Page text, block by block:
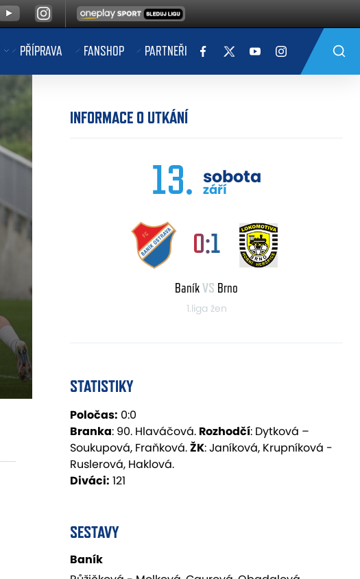
PŘÍPRAVA FANSHOP PARTNEŘI
INFORMACE O UTKÁNÍ
13. sobota
září
0:1
BaníkVS Brno
1.liga žen
STATISTIKY
Poločas: 0:0
Branka: 90. Hlaváčová. Rozhodčí: Dytková –
Soukupová, Fraňková.ŽK: Janíková, Krupníková -
Ruslerová, Haklová.
Diváci: 121
SESTAVY
Baník